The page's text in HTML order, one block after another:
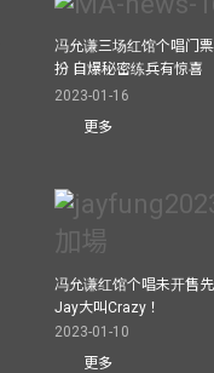
冯允谦三场红馆个唱门
扮 自爆秘密练兵有惊喜
2023-01-16
更多
冯允谦红馆个唱未开售
Jay大叫Crazy！
2023-01-10
更多